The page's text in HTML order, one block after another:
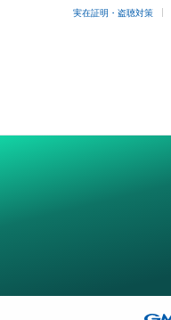
実在証明・盗聴対策